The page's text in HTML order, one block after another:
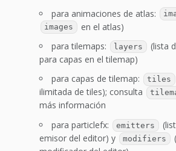
para animaciones de atlas:
images
en el atlas)
para tilemaps:
layers
(lista
para capas en el tilemap)
para capas de tilemap:
tiles
ilimitada de tiles); consulta
más información
para particlefx:
emitters
emisor del editor) y
modifiers